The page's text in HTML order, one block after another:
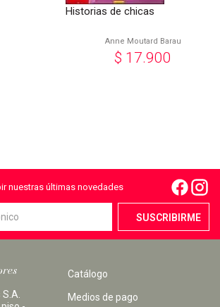
Historias de chicas
Anne Moutard Barau
$ 17.900
nuestras últimas novedades
Catálogo
Medios de pago